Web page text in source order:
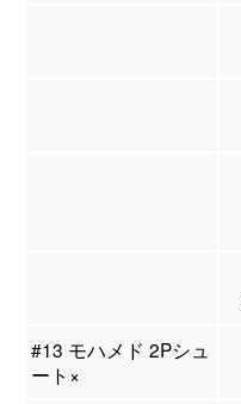
#13 モハメド 2Pシュ
ート×